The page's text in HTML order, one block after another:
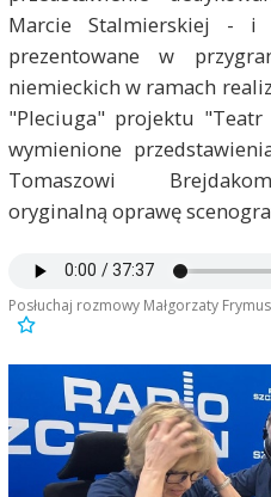
Marcie Stalmierskiej - i
prezentowane w
niemieckich w ramach
"Pleciuga" projektu "Teatr
wymienione
Tomaszowi
oryginalną oprawę
Posłuchaj rozmowy Małgorzaty